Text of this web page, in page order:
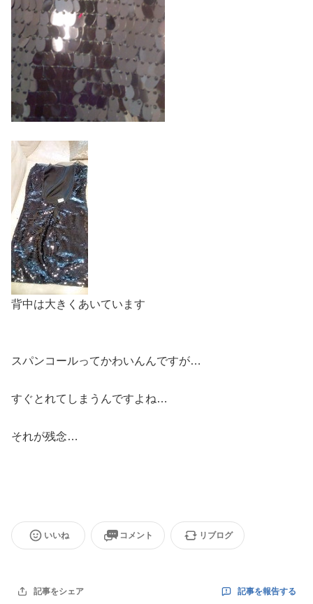
背中は大きくあいています
スパンコールってかわいんんですが…
すぐとれてしまうんですよね…
それが残念…
いいね コメント リブログ
記事をシェア 記事を報告する